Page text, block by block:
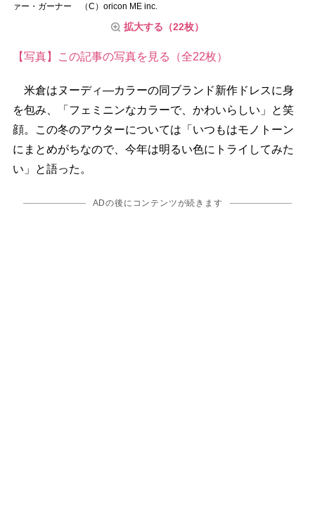
ァー・ガーナー （C）oricon ME inc.
拡大する（22枚）
【写真】この記事の写真を見る（全22枚）
米倉はヌーディ―カラーの同ブランド新作ドレスに身
を包み、「フェミニンなカラーで、かわいらしい」と笑
顔。この冬のアウターについては「いつもはモノトーン
にまとめがちなので、今年は明るい色にトライしてみた
い」と語った。
ADの後にコンテンツが続きます